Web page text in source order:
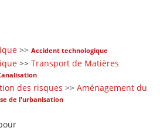
>> Accident technologique
>> Transport de Matières
des risques >> Aménagement du
de l'urbanisation